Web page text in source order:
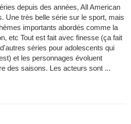
depuis des années, All American
Une très belle série sur le sport, mais
importants abordés comme la
etc Tout est fait avec finesse (ça fait
séries pour adolescents qui
et les personnages évoluent
des saisons. Les acteurs sont ...